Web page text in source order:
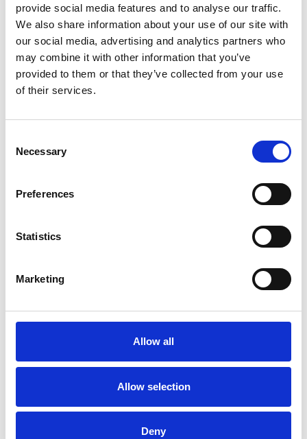
provide social media features and to analyse our traffic.
We also share information about your use of our site with
our social media, advertising and analytics partners who
may combine it with other information that you’ve
provided to them or that they’ve collected from your use
of their services.
Selection
Necessary
Preferences
Statistics
Marketing
Allow all
Allow selection
Deny
La Škoda avvia la produzione del suo SUV Peaq
Repubblica Ceca